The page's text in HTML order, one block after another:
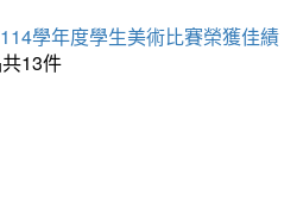
學年度學生美術比賽榮獲佳績
13件